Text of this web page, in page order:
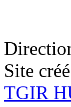
Site
TGIR